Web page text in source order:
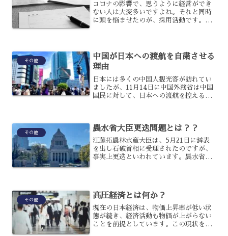
コロナの影響で、思うように経営ができ
ない人は大変多いですよね。それと同時
に頭を悩ませたのが、採用活動です。企
あり、今後はどう採用活動を...
その他
中国が日本への渡航を自粛させる
理由
日本には多くの中国人観光客が訪れてい
ましたが、11月14日に中国外務省は中国
国民に対して、日本への渡航を控えるよ
ょうか？中国が日本への...
その他 農水省大臣更迭問題とは？？
江藤拓農林水産大臣は、5月21日に辞表
を出し石破首相に受理されたのですが、
事実上更迭といわれています。農水省大
問題だったのでしょうか...
その他 高圧経済とは何か？
現在の日本経済は、物価上昇率が低い状
態が続き、経済活動も物価が上がらない
ことを前提としています。この現状を打